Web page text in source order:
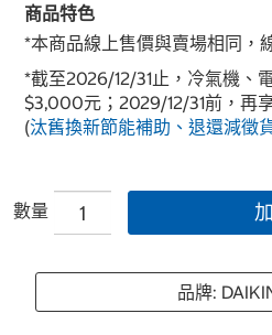
商品特色
*本商品線上售價與賣場相同，
*截至2026/12/31止，冷氣機、
$3,000元；2029/12/31前，再
(汰舊換新節能補助、退還減徵
數量
品牌: